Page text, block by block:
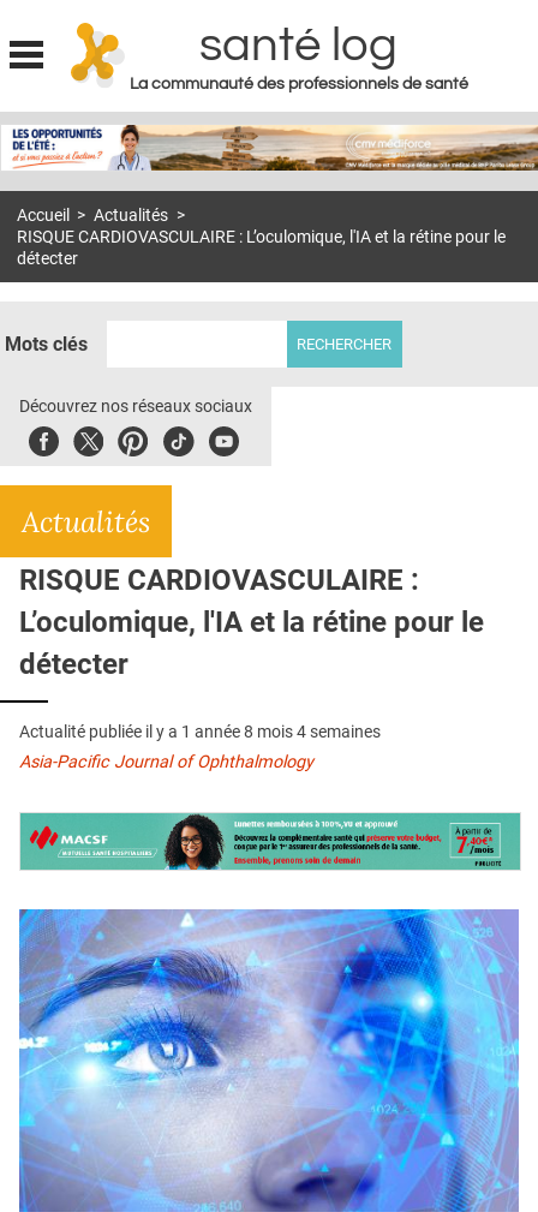
Jump to navigation
santé log
La communauté des professionnels de santé
MON COMPTE
S'ABONNER À LA REVUE SOIN À DOMICILE
E-REVUE SAD
THÉMA
PUBLICITÉ
CRÉDITS
Accueil > Actualités >
RISQUE CARDIOVASCULAIRE : L’oculomique, l'IA et la rétine pour le
détecter
Mots clés
Découvrez nos réseaux sociaux
FacebookTwitterPinterest
TiktokYoubute
Actualités
RISQUE CARDIOVASCULAIRE :
L’oculomique, l'IA et la rétine pour le
détecter
Actualité publiée il y a 1 année 8 mois 4 semaines
Asia-Pacific Journal of Ophthalmology